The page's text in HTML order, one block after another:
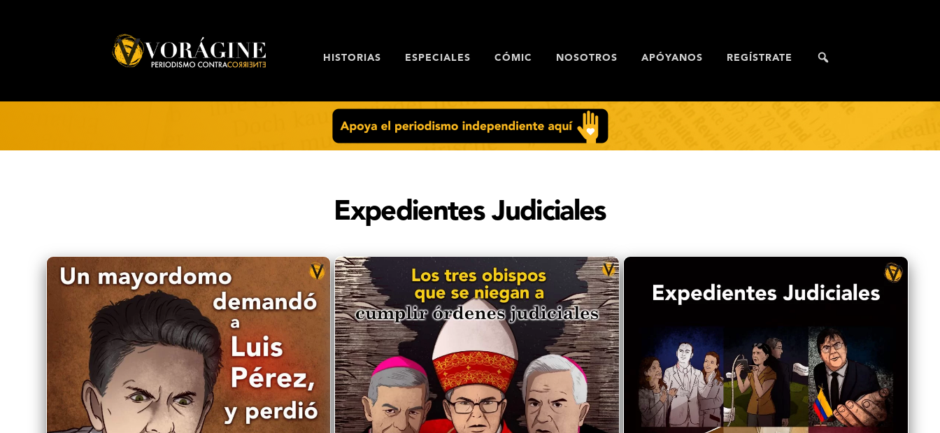
HISTORIAS ESPECIALES CÓMIC NOSOTROS APÓYANOS REGÍSTRATE
Expedientes Judiciales